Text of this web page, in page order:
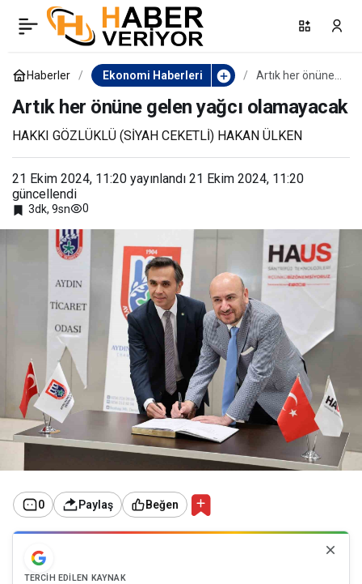
Haberler Ekonomi Haberleri
Artık her önüne
olamayacak
Artık her önüne gelen yağcı olamayacak
HAKKI GÖZLÜKLÜ (SİYAH CEKETLİ) HAKAN ÜLKEN
21 Ekim 2024, 11:20 yayınlandı 21 Ekim 2024, 11:20
güncellendi
3dk, 9sn 0
0 Paylaş Beğen
TERCIH EDILEN KAYNAK
Kütahya OSB’de Kariyer
Fuarı
Paylaş